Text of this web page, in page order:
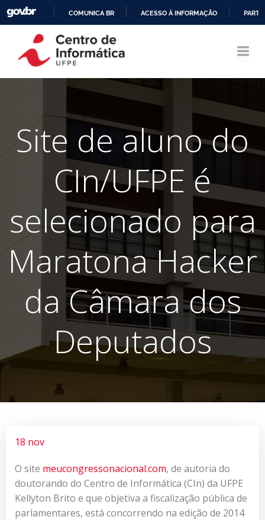
CONTEÚDO
COMUNICA BR ACESSO À INFORMAÇÃO
Site de aluno do
CIn/UFPE é
selecionado para
Maratona Hacker
da Câmara dos
Deputados
18 nov
O site meucongressonacional.com, de autoria do
doutorando do Centro de Informática (CIn) da UFPE
Kellyton Brito e que objetiva a fiscalização pública de
parlamentares, está concorrendo na edição de 2014